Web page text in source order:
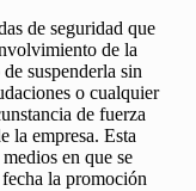
de seguridad que
de la
suspenderla sin
o cualquier
de fuerza
la empresa. Esta
en que se
la promoción